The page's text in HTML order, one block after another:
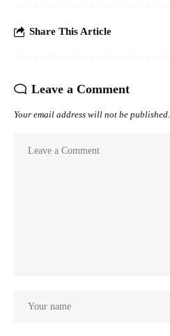
Share This Article
Leave a Comment
Your email address will not be published.